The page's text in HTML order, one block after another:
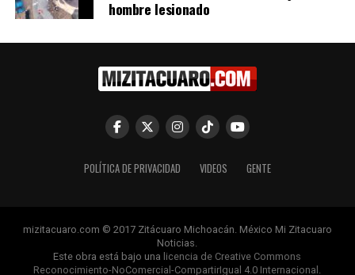
Me gusta esto:
Corea del Norte denuncia
Corea del Norte lanzará un
hombre lesionado
POLÍTICA DE PRIVACIDAD VIDEOS GENTE
mizitacuaro.com © 2017 Zitácuaro Michoacán. México Mi Zitacuaro
Noticias.
Este obra está bajo una licencia de Creative Commons
Reconocimiento-NoComercial-CompartirIgual 4.0 Internacional